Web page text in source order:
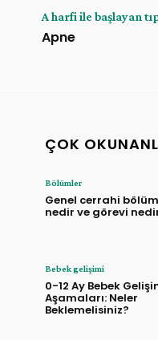
A harfi ile başlayan
Apne
ÇOK
Bölümler
Genel cerrahi
nedir ve görevi
Bebek gelişimi
0-12 Ay Bebek
Aşamaları: Neler
Beklemelisiniz?